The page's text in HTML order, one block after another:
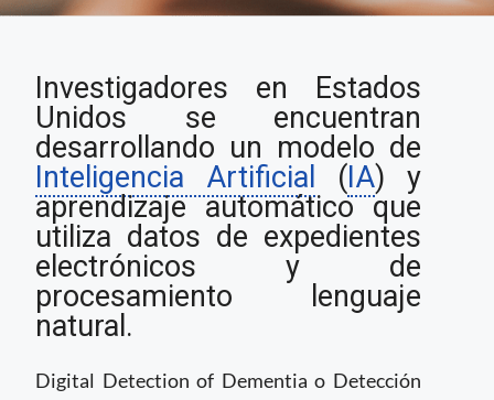
prueban algoritmos
para la detección de
demencia no
diagnosticada
Investigadores en Estados
Unidos se encuentran
desarrollando un modelo de
Inteligencia Artificial
(IA) y
aprendizaje automático que
utiliza datos de expedientes
electrónicos y de
procesamiento lenguaje
natural.
Digital Detection of Dementia o Detección